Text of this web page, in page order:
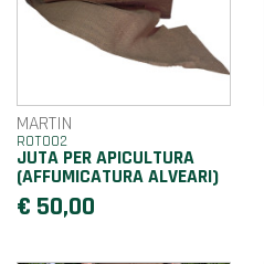
MARTIN
ROTO02
JUTA PER APICULTURA
(AFFUMICATURA ALVEARI)
€ 50,00